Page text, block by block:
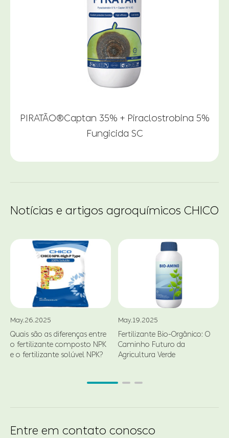
PIRATÃO®Captan 35% + Piraclostrobina 5%
Fungicida SC
Notícias e artigos agroquímicos CHICO
May.26.2025
Quais são as diferenças entre
o fertilizante composto NPK
e o fertilizante solúvel NPK?
May.19.2025
Fertilizante Bio-Orgânico: O
Caminho Futuro da
Agricultura Verde
Entre em contato conosco